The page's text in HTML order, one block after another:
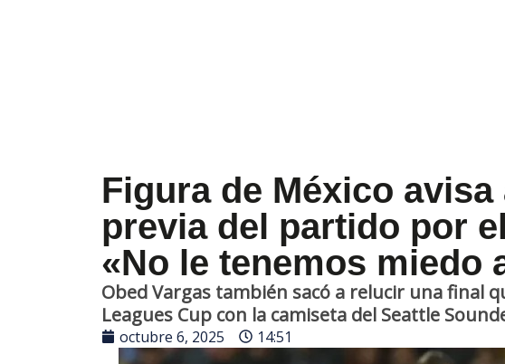
Figura de México avisa
previa del partido por
«No le tenemos miedo
Obed Vargas también sacó a relucir una final
Leagues Cup con la camiseta del Seattle
octubre 6, 2025 14:51